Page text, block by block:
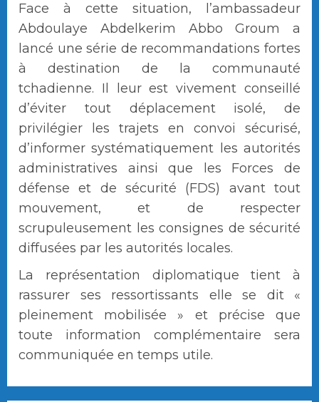
Face à cette situation, l’ambassadeur
Abdoulaye Abdelkerim Abbo Groum a
lancé une série de recommandations fortes
à destination de la communauté
tchadienne. Il leur est vivement conseillé
d’éviter tout déplacement isolé, de
privilégier les trajets en convoi sécurisé,
d’informer systématiquement les autorités
administratives ainsi que les Forces de
défense et de sécurité (FDS) avant tout
mouvement, et de respecter
scrupuleusement les consignes de sécurité
diffusées par les autorités locales.
La représentation diplomatique tient à
rassurer ses ressortissants elle se dit «
pleinement mobilisée » et précise que
toute information complémentaire sera
communiquée en temps utile.